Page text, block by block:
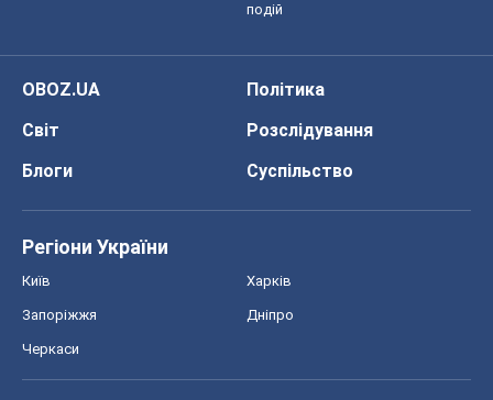
подій
OBOZ.UA
Політика
Світ
Розслідування
Блоги
Суспільство
Регіони України
Київ Харків
Запоріжжя Дніпро
Черкаси